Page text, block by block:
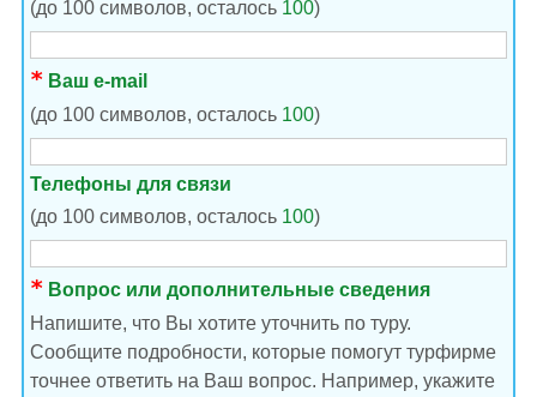
(до 100 символов, осталось 100)
Ваш e-mail
(до 100 символов, осталось 100)
Телефоны для связи
(до 100 символов, осталось 100)
Вопрос или дополнительные сведения
Напишите, что Вы хотите уточнить по туру.
Сообщите подробности, которые помогут турфирме
точнее ответить на Ваш вопрос. Например, укажите